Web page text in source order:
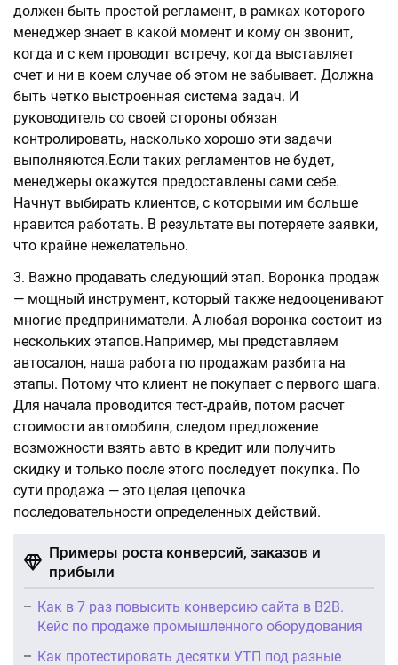
должен быть простой регламент, в рамках которого
менеджер знает в какой момент и кому он звонит,
когда и с кем проводит встречу, когда выставляет
счет и ни в коем случае об этом не забывает. Должна
быть четко выстроенная система задач. И
руководитель со своей стороны обязан
контролировать, насколько хорошо эти задачи
выполняются.Если таких регламентов не будет,
менеджеры окажутся предоставлены сами себе.
Начнут выбирать клиентов, с которыми им больше
нравится работать. В результате вы потеряете заявки,
что крайне нежелательно.
Важно продавать следующий этап. Воронка продаж
— мощный инструмент, который также недооценивают
многие предприниматели. А любая воронка состоит из
нескольких этапов.Например, мы представляем
автосалон, наша работа по продажам разбита на
этапы. Потому что клиент не покупает с первого шага.
Для начала проводится тест-драйв, потом расчет
стоимости автомобиля, следом предложение
возможности взять авто в кредит или получить
скидку и только после этого последует покупка. По
сути продажа — это целая цепочка
последовательности определенных действий.
Примеры роста конверсий, заказов и
прибыли
Как в 7 раз повысить конверсию сайта в B2B.
Кейс по продаже промышленного оборудования
Как протестировать десятки УТП под разные